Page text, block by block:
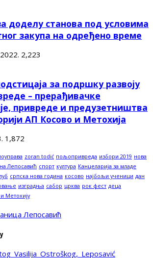
доделу станова под условима
закупа на одређено време
2,223
за подршку развоју
– прерађивачке
привреде и предузетништва
АП Косово и Метохија
1,872
zoran todić пољопривреда избори 2019 нова
Лепосавић спорт култура Канцеларија за младе
српска нова година косово најбољи ученици дан
изградња сабор црква рок фест деца
Метохију